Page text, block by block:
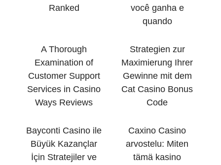
Ranked
você ganha e
quando
A Thorough
Examination of
Customer Support
Services in Casino
Ways Reviews
Strategien zur
Maximierung Ihrer
Gewinne mit dem
Cat Casino Bonus
Code
Bayconti Casino ile
Büyük Kazançlar
İçin Stratejiler ve
Caxino Casino
arvostelu: Miten
tämä kasino